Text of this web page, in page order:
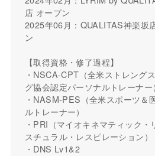
店 オープン
2025年06月：QUALITAS神楽坂
ン
【取得資格・修了過程】
・NSCA-CPT（全米ストレング
グ協会認定パーソナルトレーナー）
・NASM-PES（全米スポーツ＆
ルトレーナー）
・PRI（マイオキネマティック
スチュラル・レスピレーション）
・DNS Lv1&2